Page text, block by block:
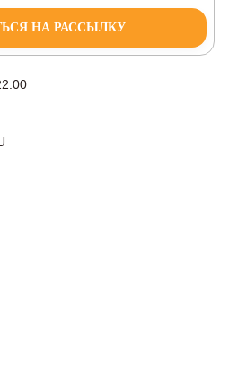
НА РАССЫЛКУ